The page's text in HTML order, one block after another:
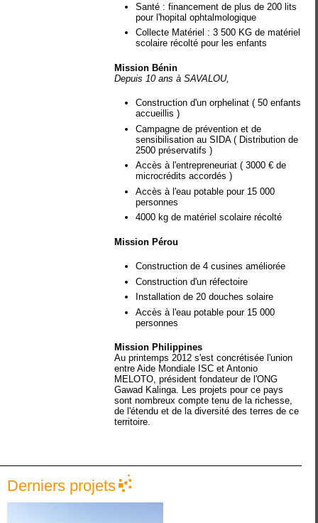
Santé : financement de plus de 200 lits
pour l'hopital ophtalmologique
Collecte Matériel : 3 500 KG de matériel
scolaire récolté pour les enfants
Mission Bénin
Depuis 10 ans à SAVALOU,
Construction d'un orphelinat ( 50 enfants
accueillis )
Campagne de prévention et de
sensibilisation au SIDA ( Distribution de
2500 préservatifs )
Accès à l'entrepreneuriat ( 3000 € de
microcrédits accordés )
Accès à l'eau potable pour 15 000
personnes
4000 kg de matériel scolaire récolté
Mission Pérou
Construction de 4 cusines améliorée
Construction d'un réfectoire
Installation de 20 douches solaire
Accès à l'eau potable pour 15 000
personnes
Mission Philippines
Au printemps 2012 s'est concrétisée l'union
entre Aide Mondiale ISC et Antonio
MELOTO, président fondateur de l'ONG
Gawad Kalinga. Les projets pour ce pays
sont nombreux compte tenu de la richesse,
de l'étendu et de la diversité des terres de ce
territoire.
Derniers projets